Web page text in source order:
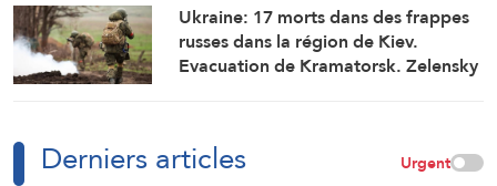
Ukraine: 17 morts dans des frappes
russes dans la région de Kiev.
Evacuation de Kramatorsk. Zelensky
Derniers articles Urgent